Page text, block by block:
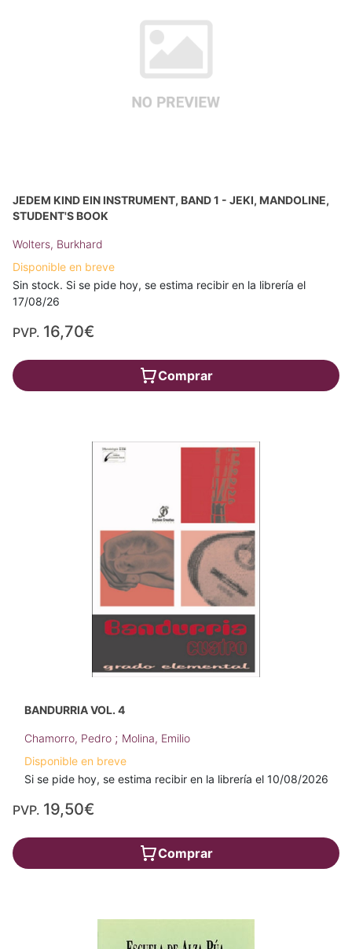
JEDEM KIND EIN INSTRUMENT, BAND 1 - JEKI, MANDOLINE,
STUDENT'S BOOK
Wolters, Burkhard
Disponible en breve
Sin stock. Si se pide hoy, se estima recibir en la librería el
17/08/26
PVP. 16,70€
Comprar
BANDURRIA VOL. 4
Chamorro, Pedro ; Molina, Emilio
Disponible en breve
Si se pide hoy, se estima recibir en la librería el 10/08/2026
PVP. 19,50€
Comprar